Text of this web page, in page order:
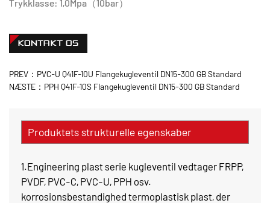
Trykklasse: 1,0Mpa（10bar）
KONTAKT OS
PREV：PVC-U Q41F-10U Flangekugleventil DN15-300 GB Standard
NÆSTE：PPH Q41F-10S Flangekugleventil DN15-300 GB Standard
Produktets strukturelle egenskaber
1.Engineering plast serie kugleventil vedtager FRPP,
PVDF, PVC-C, PVC-U, PPH osv.
korrosionsbestandighed termoplastisk plast, der